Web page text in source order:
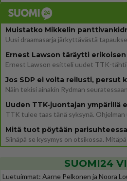
Muistatko Mikkelin
Mitä tuot pöytään
SUOMI24
Luetuimmat: Aarne Pelkonen ja Noora